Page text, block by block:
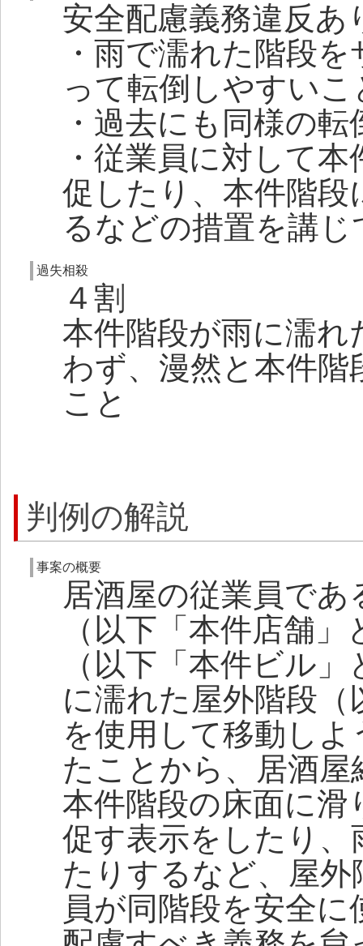
安全配慮義務違反あ
・雨で濡れた階段
って転倒しやすい
・過去にも同様の
・従業員に対して
促したり、本件階
るなどの措置を講
過失相殺
４割
本件階段が雨に濡
わず、漫然と本件
こと
判例の解説
事案の概要
居酒屋の従業員で
（以下「本件店舗
（以下「本件ビル
に濡れた屋外階段
を使用して移動し
たことから、居酒
本件階段の床面に
促す表示をしたり
たりするなど、屋
員が同階段を安全